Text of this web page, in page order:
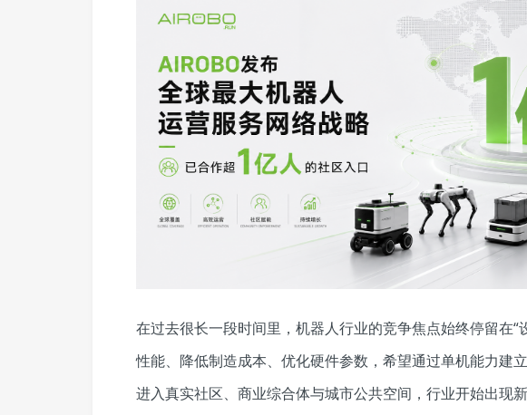
在过去很长一段时间里，机器人行业的竞争焦点始终停留在“
性能、降低制造成本、优化硬件参数，希望通过单机能力建
进入真实社区、商业综合体与城市公共空间，行业开始出现